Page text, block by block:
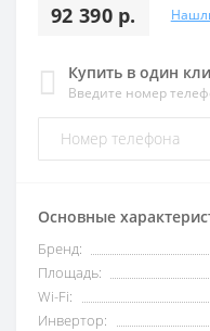
92 390 р.
Купить в один
Введите номер
Основные
Бренд:
Площадь:
Wi-Fi:
Инвертор: